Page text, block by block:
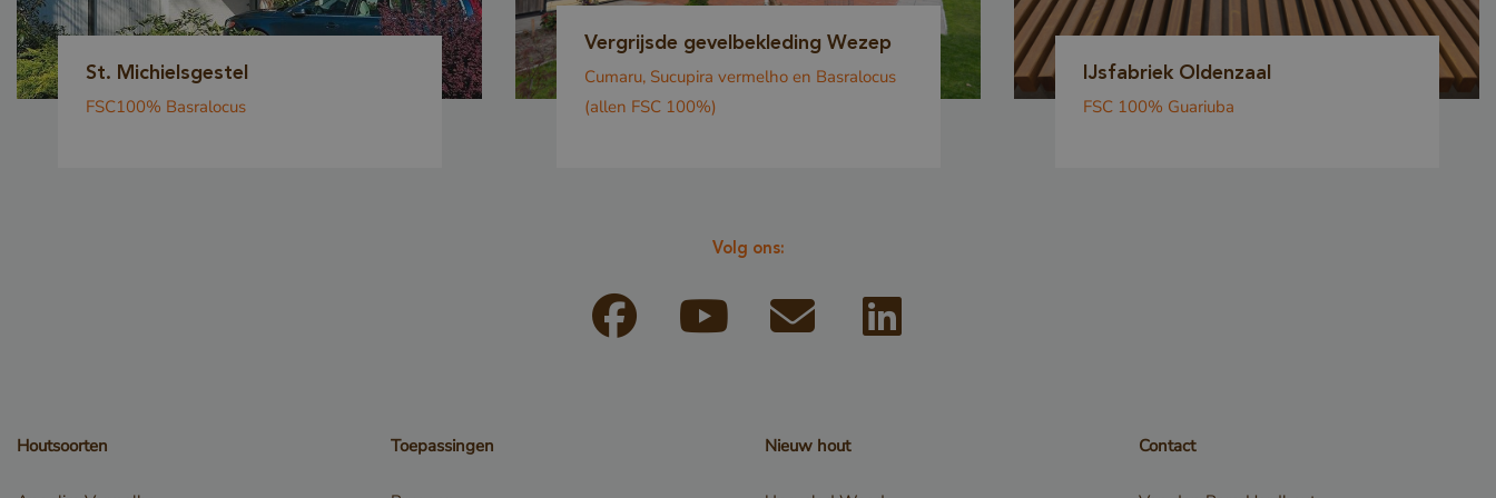
St. Michielsgestel
FSC100% Basralocus
Vergrijsde gevelbekleding Wezep
Cumaru, Sucupira vermelho en Basralocus
(allen FSC 100%)
IJsfabriek Oldenzaal
FSC 100% Guariuba
Volg ons:
Houtsoorten Toepassingen Nieuw hout Contact
de website, om geldige
rapporten te kunnen
maken over het gebruik
de risicoanalyse.